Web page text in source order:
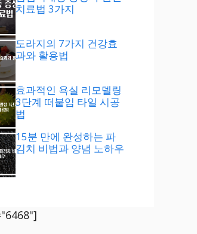
치료법 3가지
도라지의 7가지 건강효
과와 활용법
효과적인 욕실 리모델링
3단계 떠붙임 타일 시공
법
15분 만에 완성하는 파
김치 비법과 양념 노하우